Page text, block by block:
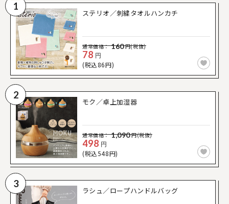
1
ステリオ／刺繍タオルハンカチ
通常価格： 160円(税抜)
78 円
(税込86円)
2
モク／卓上加湿器
通常価格： 1,090円(税抜)
498 円
(税込548円)
3
ラシュ／ロープハンドルバッグ